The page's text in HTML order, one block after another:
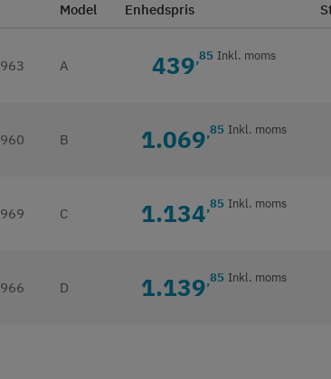
Model Enhedspris
A 439,85 Inkl. moms
B 1.069,85 Inkl. moms
C 1.134,85 Inkl. moms
D 1.139,85 Inkl. moms